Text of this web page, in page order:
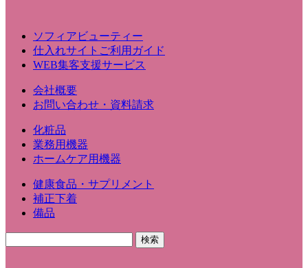
ソフィアビューティー
仕入れサイトご利用ガイド
WEB集客支援サービス
会社概要
お問い合わせ・資料請求
化粧品
業務用機器
ホームケア用機器
健康食品・サプリメント
補正下着
備品